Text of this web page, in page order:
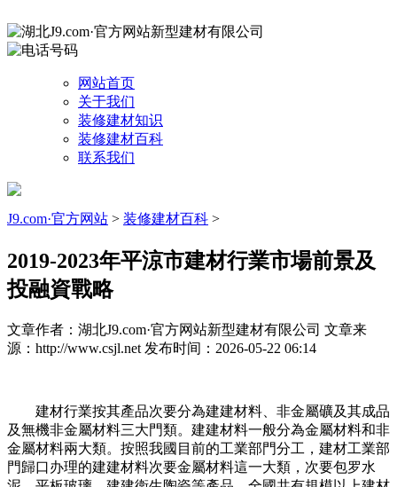
网站首页
关于我们
装修建材知识
装修建材百科
联系我们
J9.com·官方网站 > 装修建材百科 >
2019-2023年平涼市建材行業市場前景及
投融資戰略
文章作者：湖北J9.com·官方网站新型建材有限公司 文章来
源：http://www.csjl.net 发布时间：2026-05-22 06:14
建材行業按其產品次要分為建建材料、非金屬礦及其成品
及無機非金屬材料三大門類。建建材料一般分為金屬材料和非
金屬材料兩大類。按照我國目前的工業部門分工，建材工業部
門歸口办理的建建材料次要金屬材料這一大類，次要包罗水